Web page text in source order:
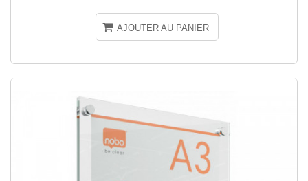
AJOUTER AU PANIER